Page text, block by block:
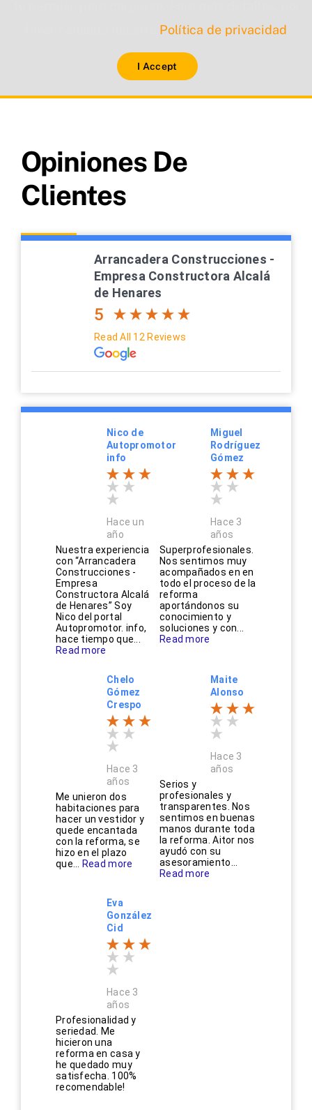
Política de privacidad
I Accept
Opiniones De
Clientes
Arrancadera Construcciones -
Empresa Constructora Alcalá
de Henares
5
Read All 12 Reviews
Nico de
Autopromotor
info
Hace un
año
Nuestra experiencia
con “Arrancadera
Construcciones -
Empresa
Constructora Alcalá
de Henares” Soy
Nico del portal
Autopromotor. info,
hace tiempo que...
Read more
Miguel
Rodríguez
Gómez
Hace 3
años
Superprofesionales.
Nos sentimos muy
acompañados en en
todo el proceso de la
reforma
aportándonos su
conocimiento y
soluciones y con...
Read more
Chelo
Gómez
Crespo
Hace 3
años
Me unieron dos
habitaciones para
hacer un vestidor y
quede encantada
con la reforma, se
hizo en el plazo
que...
Read more
Maite
Alonso
Hace 3
años
Serios y
profesionales y
transparentes. Nos
sentimos en buenas
manos durante toda
la reforma. Aitor nos
ayudó con su
asesoramiento...
Read more
Eva
González
Cid
Hace 3
años
Profesionalidad y
seriedad. Me
hicieron una
reforma en casa y
he quedado muy
satisfecha. 100%
recomendable!